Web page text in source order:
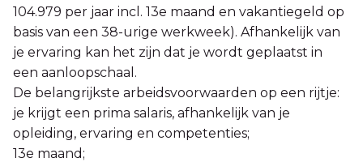
104.979 per jaar incl. 13e maand en vakantiegeld op
basis van een 38-urige werkweek). Afhankelijk van
je ervaring kan het zijn dat je wordt geplaatst in
een aanloopschaal.
De belangrijkste arbeidsvoorwaarden op een rijtje:
je krijgt een prima salaris, afhankelijk van je
opleiding, ervaring en competenties;
13e maand;